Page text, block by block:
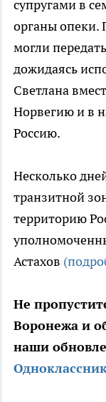
супругами в
органы опеки.
могли
дожидаясь
Светлана
Норвегию и в
Россию.
Несколько
транзитной
территорию
Астахов
Не
Воронежа и
наши